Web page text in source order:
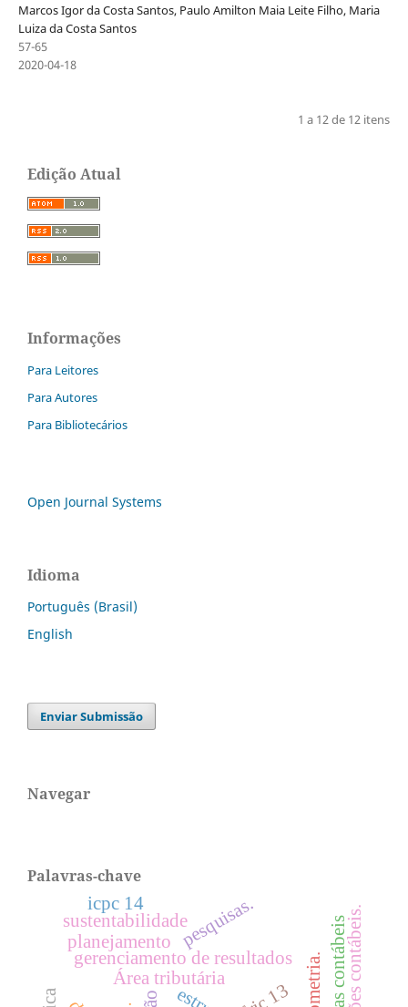
Marcos Igor da Costa Santos, Paulo Amilton Maia Leite Filho, Maria
Luiza da Costa Santos
57-65
2020-04-18
1 a 12 de 12 itens
Edição Atual
Informações
Para Leitores
Para Autores
Para Bibliotecários
Open Journal Systems
Idioma
Português (Brasil)
English
Enviar Submissão
Navegar
Palavras-chave
Área tributária
gerenciamento de resultados
pesquisas.
sustentabilidade
planejamento
icpc 14